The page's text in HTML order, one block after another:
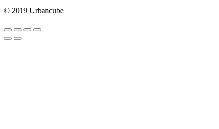
© 2019 Urbancube